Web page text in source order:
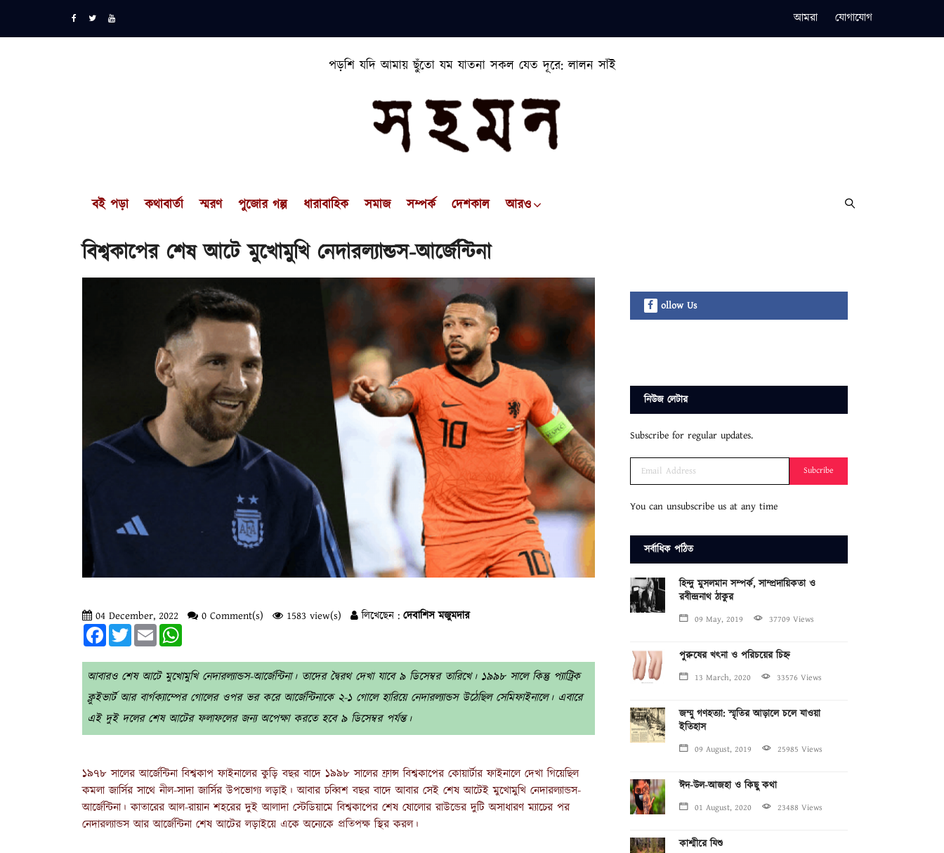
আমরা যোগাযোগ
পড়শি যদি আমায় ছুঁতো যম যাতনা সকল যেত দূরে: লালন সাঁই
বই পড়া কথাবার্তা স্মরণ পুজোর গল্প ধারাবাহিক সমাজ সম্পর্ক দেশকাল আরও
বিশ্বকাপের শেষ আটে মুখোমুখি নেদারল্যান্ডস-আর্জেন্টিনা
04 December, 2022 0 Comment(s) 1583 view(s) লিখেছেন : দেবাশিস মজুমদার
FacebookTwitterEmail
আবারও শেষ আটে মুখোমুখি নেদারল্যান্ডস-আর্জেন্টিনা। তাদের দ্বৈরথ দেখা যাবে ৯ ডিসেম্বর তারিখে। ১৯৯৮ সালে কিন্তু প্যাট্রিক
ক্লুইভার্ট আর বার্গক্যাম্পের গোলের ওপর ভর করে আর্জেন্টিনাকে ২-১ গোলে হারিয়ে নেদারল্যান্ডস উঠেছিল সেমিফাইনালে। এবারে
এই দুই দলের শেষ আটের ফলাফলের জন্য অপেক্ষা করতে হবে ৯ ডিসেম্বর পর্যন্ত।
১৯৭৮ সালের আর্জেন্টিনা বিশ্বকাপ ফাইনালের কুড়ি বছর বাদে ১৯৯৮ সালের ফ্রান্স বিশ্বকাপের কোয়ার্টার ফাইনালে দেখা গিয়েছিল
কমলা জার্সির সাথে নীল-সাদা জার্সির উপভোগ্য লড়াই। আবার চব্বিশ বছর বাদে আবার সেই শেষ আটেই মুখোমুখি নেদারল্যান্ডস-
আর্জেন্টিনা। কাতারের আল-রায়ান শহরের দুই আলাদা স্টেডিয়ামে বিশ্বকাপের শেষ ষোলোর রাউন্ডের দুটি অসাধারণ ম্যাচের পর
নেদারল্যান্ডস আর আর্জেন্টিনা শেষ আটের লড়াইয়ে একে অন্যেকে প্রতিপক্ষ স্থির করল।
ollow Us
নিউজ লেটার
Subscribe for regular updates.
Subcribe
You can unsubscribe us at any time
সর্বাধিক পঠিত
হিন্দু মুসলমান সম্পর্ক, সাম্প্রদায়িকতা ও
রবীন্দ্রনাথ ঠাকুর
09 May, 2019 37709 Views
পুরুষের খৎনা ও পরিচয়ের চিহ্ন
13 March, 2020 33576 Views
জম্মু গণহত্যা: স্মৃতির আড়ালে চলে যাওয়া
ইতিহাস
09 August, 2019 25985 Views
ঈদ-উল-আজহা ও কিছু কথা
01 August, 2020 23488 Views
কাশ্মীরে যিশু